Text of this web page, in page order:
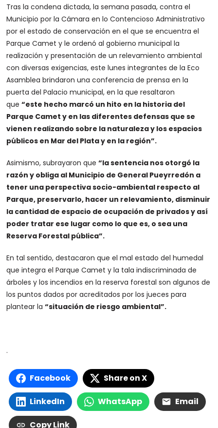
Tras la condena dictada, la semana pasada, contra el
Municipio por la Cámara en lo Contencioso Administrativo
por el estado de conservación en el que se encuentra el
Parque Camet y le ordenó al gobierno municipal la
realización y presentación de un relevamiento ambiental
con diversas exigencias, este lunes integrantes de la Eco
Asamblea brindaron una conferencia de prensa en la
puerta del Palacio municipal, en la que resaltaron
que“este hecho marcó un hito en la historia del
Parque Camet y en las diferentes defensas que se
vienen realizando sobre la naturaleza y los espacios
públicos en Mar del Plata y en la región”.
Asimismo, subrayaron que“la sentencia nos otorgó la
razón y obliga al Municipio de General Pueyrredón a
tener una perspectiva socio-ambiental respecto al
Parque, preservarlo, hacer un relevamiento, disminuir
la cantidad de espacio de ocupación de privados y así
poder tratar ese lugar como lo que es, o sea una
Reserva Forestal pública”.
En tal sentido, destacaron que el mal estado del humedal
que integra el Parque Camet y la tala indiscriminada de
árboles y los incendios en la reserva forestal son algunos de
los puntos dados por acreditados por los jueces para
plantear la“situación de riesgo ambiental”.
.
Facebook Share on X
LinkedIn WhatsApp Email
Copy Link